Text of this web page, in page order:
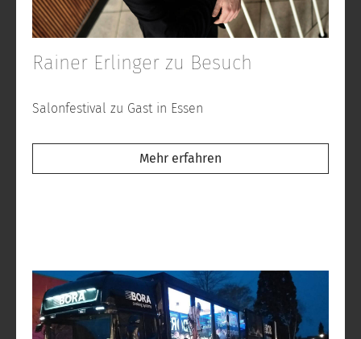
Rainer Erlinger zu Besuch
Salonfestival zu Gast in Essen
Mehr erfahren